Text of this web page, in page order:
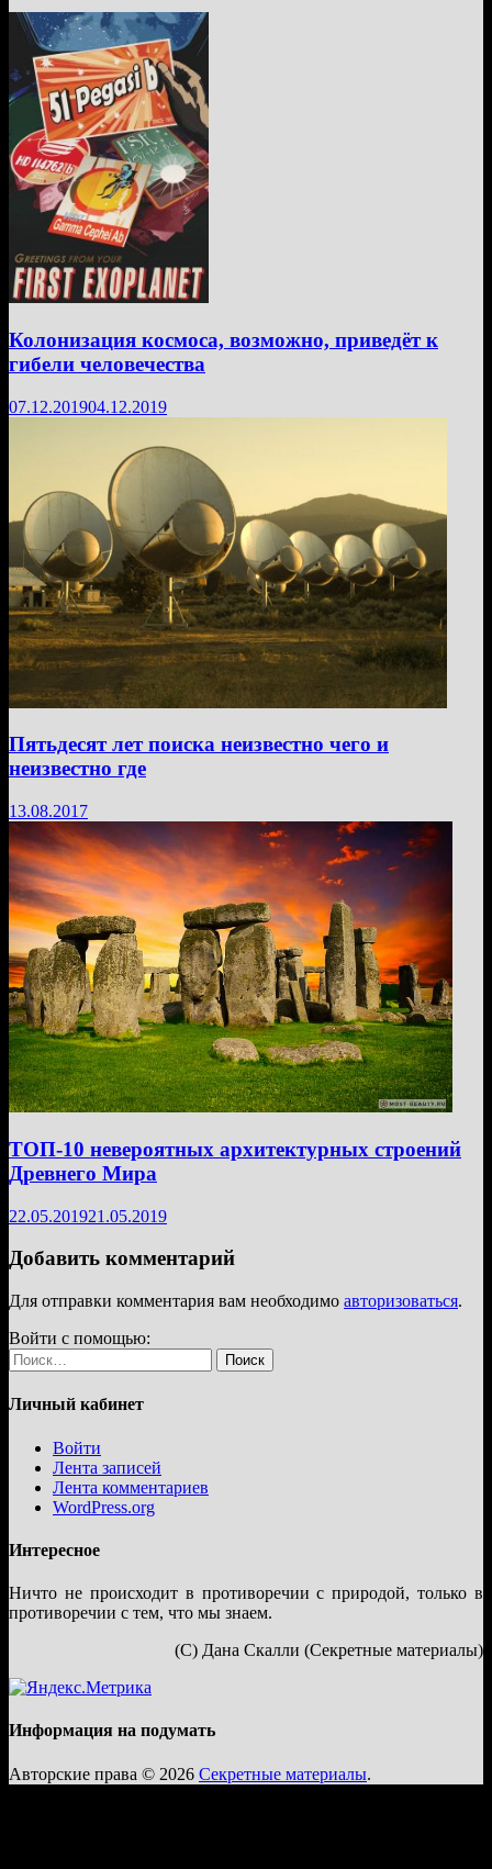
Колонизация космоса, возможно, приведёт к
гибели человечества
07.12.201904.12.2019
Пятьдесят лет поиска неизвестно чего и
неизвестно где
13.08.2017
ТОП-10 невероятных архитектурных строений
Древнего Мира
22.05.201921.05.2019
Добавить комментарий
Для отправки комментария вам необходимо авторизоваться.
Войти с помощью:
Найти:
Личный кабинет
Войти
Лента записей
Лента комментариев
WordPress.org
Интересное
Ничто не происходит в противоречии с природой, только в
противоречии с тем, что мы знаем.
(С) Дана Скалли (Секретные материалы)
Информация на подумать
Авторские права © 2026 Секретные материалы.